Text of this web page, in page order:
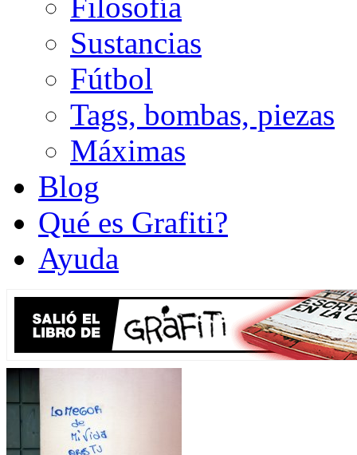
Filosofía
Sustancias
Fútbol
Tags, bombas, piezas
Máximas
Blog
Qué es Grafiti?
Ayuda